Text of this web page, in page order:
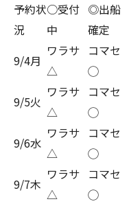
予約状
況
○受付
中
◎出船
確定
9/4月
ワラサ
△
コマセ
◯
9/5火
ワラサ
△
コマセ
◯
9/6水
ワラサ
△
コマセ
◯
9/7木
ワラサ
△
コマセ
◯